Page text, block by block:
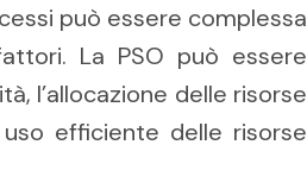
può essere complessa
La PSO può essere
l’allocazione delle risorse
efficiente delle risorse